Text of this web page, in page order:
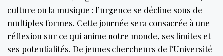
culture ou la musique : l’urgence se décline sous de
multiples formes. Cette journée sera consacrée à une
réflexion sur ce qui anime notre monde, ses limites et
ses potentialités. De jeunes chercheurs de l’Université